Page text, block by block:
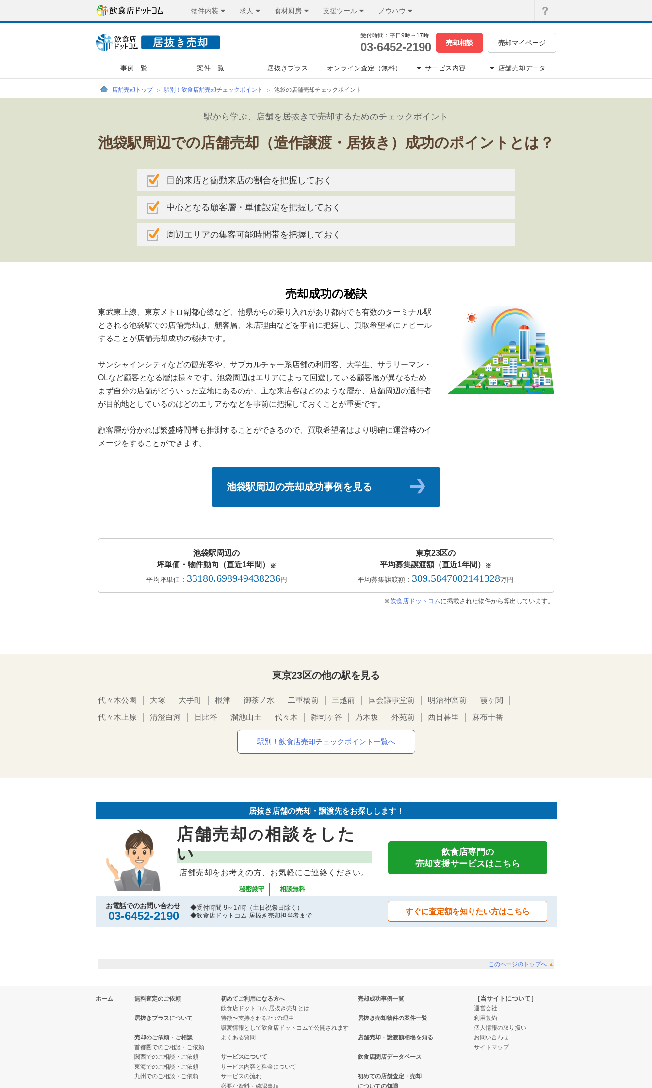
物件内装 求人 食材厨房 支援ツール ノウハウ
受付時間：平日9時～17時
03-6452-2190 売却相談 売却マイページ
事例一覧 案件一覧 居抜きプラス オンライン査定（無料） サービス内容 店舗売却データ
店舗売却トップ 駅別！飲食店舗売却チェックポイント 池袋の店舗売却チェックポイント
駅から学ぶ、店舗を居抜きで売却するためのチェックポイント
池袋駅周辺での店舗売却（造作譲渡・居抜き）成功のポイントとは？
目的来店と衝動来店の割合を把握しておく
中心となる顧客層・単価設定を把握しておく
周辺エリアの集客可能時間帯を把握しておく
売却成功の秘訣
東武東上線、東京メトロ副都心線など、他県からの乗り入れがあり都内でも有数のターミナル駅
とされる池袋駅での店舗売却は、顧客層、来店理由などを事前に把握し、買取希望者にアピール
することが店舗売却成功の秘訣です。
サンシャインシティなどの観光客や、サブカルチャー系店舗の利用客、大学生、サラリーマン・
OLなど顧客となる層は様々です。池袋周辺はエリアによって回遊している顧客層が異なるため
まず自分の店舗がどういった立地にあるのか、主な来店客はどのような層か、店舗周辺の通行者
が目的地としているのはどのエリアかなどを事前に把握しておくことが重要です。
顧客層が分かれば繁盛時間帯も推測することができるので、買取希望者はより明確に運営時のイ
メージをすることができます。
池袋駅周辺の売却成功事例を見る
池袋駅周辺の
坪単価・物件動向（直近1年間）
※
平均坪単価： 33180.698949438236円
東京23区の
平均募集譲渡額（直近1年間）
※
平均募集譲渡額： 309.5847002141328万円
※飲食店ドットコムに掲載された物件から算出しています。
東京23区の他の駅を見る
代々木公園 大塚 大手町 根津 御茶ノ水 二重橋前 三越前 国会議事堂前 明治神宮前 霞ヶ関
代々木上原 清澄白河 日比谷 溜池山王 代々木 雑司ヶ谷 乃木坂 外苑前 西日暮里 麻布十番
駅別！飲食店売却チェックポイント一覧へ
居抜き店舗の売却・譲渡先をお探しします！
店舗売却の相談をした
い
店舗売却をお考えの方、お気軽にご連絡ください。
秘密厳守 相談無料
飲食店専門の
売却支援サービスはこちら
お電話でのお問い合わせ
03-6452-2190
◆受付時間 9～17時（土日祝祭日除く）
◆飲食店ドットコム 居抜き売却担当者まで
すぐに査定額を知りたい方はこちら
このページのトップへ ▲
ホーム 無料査定のご依頼
居抜きプラスについて
売却のご依頼・ご相談
首都圏でのご相談・ご依頼
関西でのご相談・ご依頼
東海でのご相談・ご依頼
九州でのご相談・ご依頼
初めてご利用になる方へ
飲食店ドットコム 居抜き売却とは
特徴〜支持される2つの理由
譲渡情報として飲食店ドットコムで公開されます
よくある質問
サービスについて
サービス内容と料金について
サービスの流れ
必要な資料・確認事項
売却成功事例一覧
居抜き売却物件の案件一覧
店舗売却・譲渡額相場を知る
飲食店閉店データベース
初めての店舗査定・売却
についての知識
［当サイトについて］
運営会社
利用規約
個人情報の取り扱い
お問い合わせ
サイトマップ